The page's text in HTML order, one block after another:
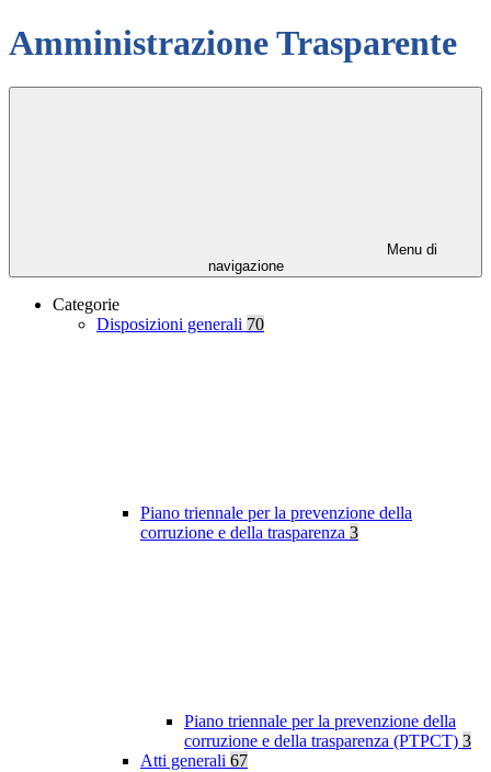
Amministrazione Trasparente
Menu di
navigazione
Categorie
Disposizioni generali 70
Piano triennale per la prevenzione della
corruzione e della trasparenza 3
Piano triennale per la prevenzione della
corruzione e della trasparenza (PTPCT) 3
Atti generali 67